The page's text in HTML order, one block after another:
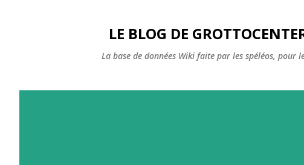
LE BLOG DE
La base de données Wiki faite par les spéléos, pour